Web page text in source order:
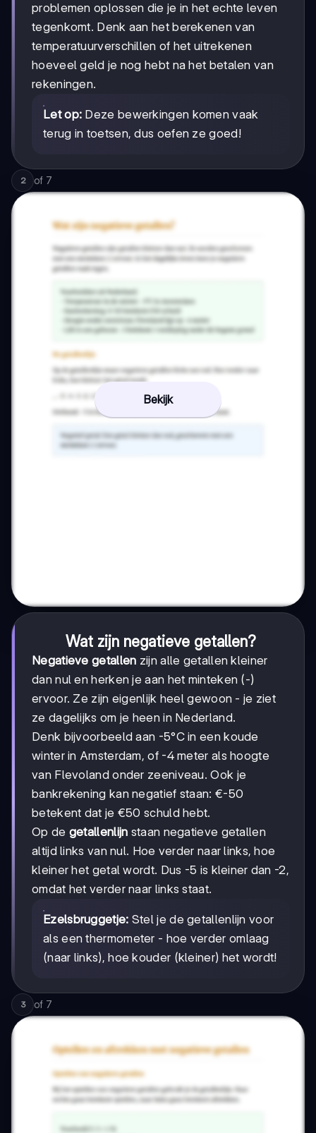
problemen oplossen die je in het echte leven
tegenkomt. Denk aan het berekenen van
temperatuurverschillen of het uitrekenen
hoeveel geld je nog hebt na het betalen van
rekeningen.
Let op: Deze bewerkingen komen vaak
terug in toetsen, dus oefen ze goed!
2 of 7
Bekijk
Wat zijn negatieve getallen?
Negatieve getallen zijn alle getallen kleiner
dan nul en herken je aan het minteken (-)
ervoor. Ze zijn eigenlijk heel gewoon - je ziet
ze dagelijks om je heen in Nederland.
Denk bijvoorbeeld aan -5°C in een koude
winter in Amsterdam, of -4 meter als hoogte
van Flevoland onder zeeniveau. Ook je
bankrekening kan negatief staan: €-50
betekent dat je €50 schuld hebt.
Op de getallenlijn staan negatieve getallen
altijd links van nul. Hoe verder naar links, hoe
kleiner het getal wordt. Dus -5 is kleiner dan -2,
omdat het verder naar links staat.
Ezelsbruggetje: Stel je de getallenlijn voor
als een thermometer - hoe verder omlaag
(naar links), hoe kouder (kleiner) het wordt!
3 of 7